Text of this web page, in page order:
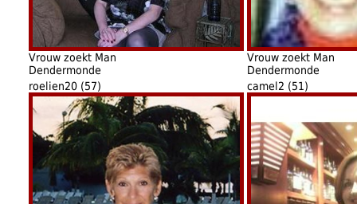
Vrouw zoekt Man
Dendermonde
Vrouw zoekt Man
Dendermonde
roelien20 (57)
camel2 (51)